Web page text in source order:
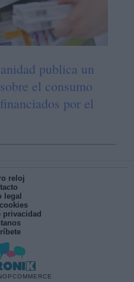
publica un
el consumo
por el
reloj
legal
privacidad